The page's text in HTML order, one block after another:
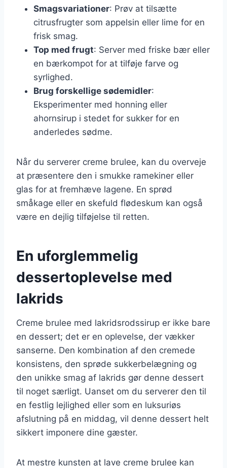
Smagsvariationer: Prøv at tilsætte
citrusfrugter som appelsin eller lime for en
frisk smag.
Top med frugt: Server med friske bær eller
en bærkompot for at tilføje farve og
syrlighed.
Brug forskellige sødemidler:
Eksperimenter med honning eller
ahornsirup i stedet for sukker for en
anderledes sødme.
Når du serverer creme brulee, kan du overveje
at præsentere den i smukke ramekiner eller
glas for at fremhæve lagene. En sprød
småkage eller en skefuld flødeskum kan også
være en dejlig tilføjelse til retten.
En uforglemmelig
dessertoplevelse med
lakrids
Creme brulee med lakridsrodssirup er ikke bare
en dessert; det er en oplevelse, der vækker
sanserne. Den kombination af den cremede
konsistens, den sprøde sukkerbelægning og
den unikke smag af lakrids gør denne dessert
til noget særligt. Uanset om du serverer den til
en festlig lejlighed eller som en luksuriøs
afslutning på en middag, vil denne dessert helt
sikkert imponere dine gæster.
At mestre kunsten at lave creme brulee kan